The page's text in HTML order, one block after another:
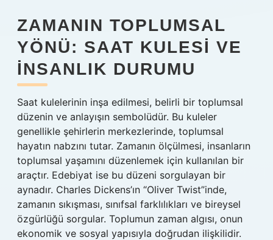
ZAMANIN TOPLUMSAL
YÖNÜ: SAAT KULESI VE
İNSANLIK DURUMU
Saat kulelerinin inşa edilmesi, belirli bir toplumsal
düzenin ve anlayışın sembolüdür. Bu kuleler
genellikle şehirlerin merkezlerinde, toplumsal
hayatın nabzını tutar. Zamanın ölçülmesi, insanların
toplumsal yaşamını düzenlemek için kullanılan bir
araçtır. Edebiyat ise bu düzeni sorgulayan bir
aynadır. Charles Dickens’ın “Oliver Twist”inde,
zamanın sıkışması, sınıfsal farklılıkları ve bireysel
özgürlüğü sorgular. Toplumun zaman algısı, onun
ekonomik ve sosyal yapısıyla doğrudan ilişkilidir.